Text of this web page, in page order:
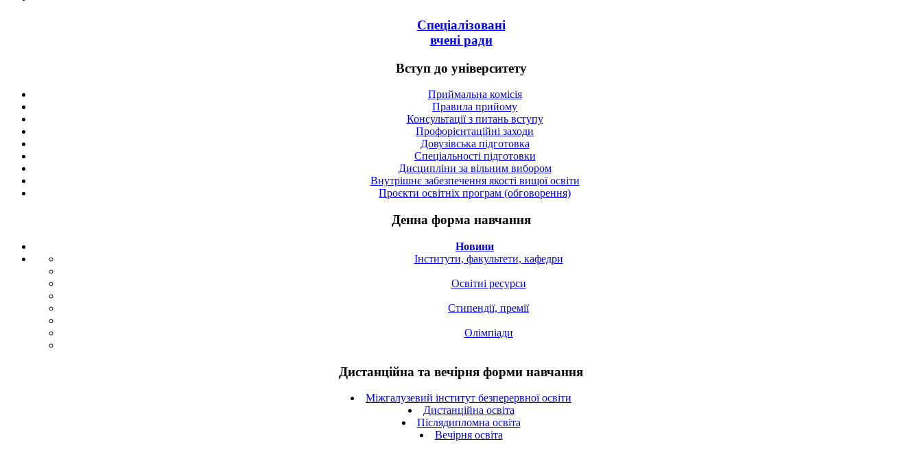
Спеціалізовані
вчені ради
Вступ до університету
Приймальна комісія
Правила прийому
Консультації з питань вступу
Профорієнтаційні заходи
Довузівська підготовка
Спецiальностi підготовки
Дисципліни за вільним вибором
Внутрішнє забезпечення якості вищої освіти
Проєкти освітніх програм (обговорення)
Денна форма навчання
Новини
Інститути, факультети, кафедри
Освітні ресурси
Стипендії, премії
Олімпіади
Дистанційна та вечірня форми навчання
Міжгалузевий інститут безперервної освіти
Дистанційна освіта
Післядипломна освіта
Вечірня освіта